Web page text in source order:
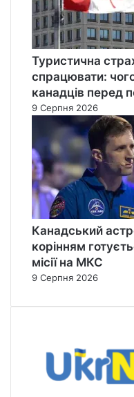
Туристична
спрацювати:
канадців перед
9 Серпня 2026
Канадський
корінням
місії на МКС
9 Серпня 2026